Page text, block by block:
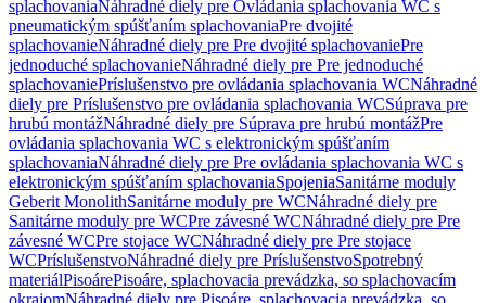
splachovaniaNáhradné diely pre Ovládania splachovania WC s
pneumatickým spúšťaním splachovaniaPre dvojité
splachovanieNáhradné diely pre Pre dvojité splachovaniePre
jednoduché splachovanieNáhradné diely pre Pre jednoduché
splachovaniePríslušenstvo pre ovládania splachovania WCNáhradné
diely pre Príslušenstvo pre ovládania splachovania WCSúprava pre
hrubú montážNáhradné diely pre Súprava pre hrubú montážPre
ovládania splachovania WC s elektronickým spúšťaním
splachovaniaNáhradné diely pre Pre ovládania splachovania WC s
elektronickým spúšťaním splachovaniaSpojeniaSanitárne moduly
Geberit MonolithSanitárne moduly pre WCNáhradné diely pre
Sanitárne moduly pre WCPre závesné WCNáhradné diely pre Pre
závesné WCPre stojace WCNáhradné diely pre Pre stojace
WCPríslušenstvoNáhradné diely pre PríslušenstvoSpotrebný
materiálPisoárePisoáre, splachovacia prevádzka, so splachovacím
okrajomNáhradné diely pre Pisoáre, splachovacia prevádzka, so